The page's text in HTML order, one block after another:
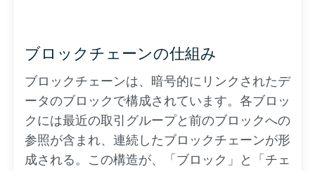
ブロックチェーンの仕組み
ブロックチェーンは、暗号的にリンクされたデ
ータのブロックで構成されています。各ブロッ
クには最近の取引グループと前のブロックへの
参照が含まれ、連続したブロックチェーンが形
成される。この構造が、「ブロック」と「チェ